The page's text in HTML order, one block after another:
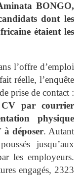
BONGO,
dont les
étaient les
l’offre d’emploi
réelle, l’enquête
prise de contact :
par courrier
physique
déposer. Autant
jusqu’aux
les employeurs.
engagés, 2323